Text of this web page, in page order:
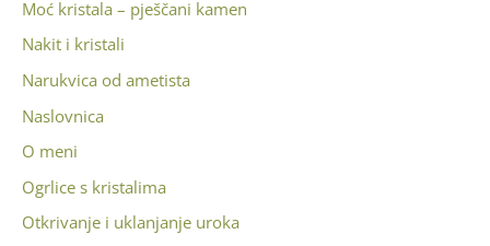
Moć kristala – pješčani kamen
Nakit i kristali
Narukvica od ametista
Naslovnica
O meni
Ogrlice s kristalima
Otkrivanje i uklanjanje uroka